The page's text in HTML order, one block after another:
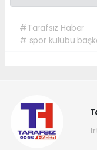
#Tarafsız Haber
# spor kulübü